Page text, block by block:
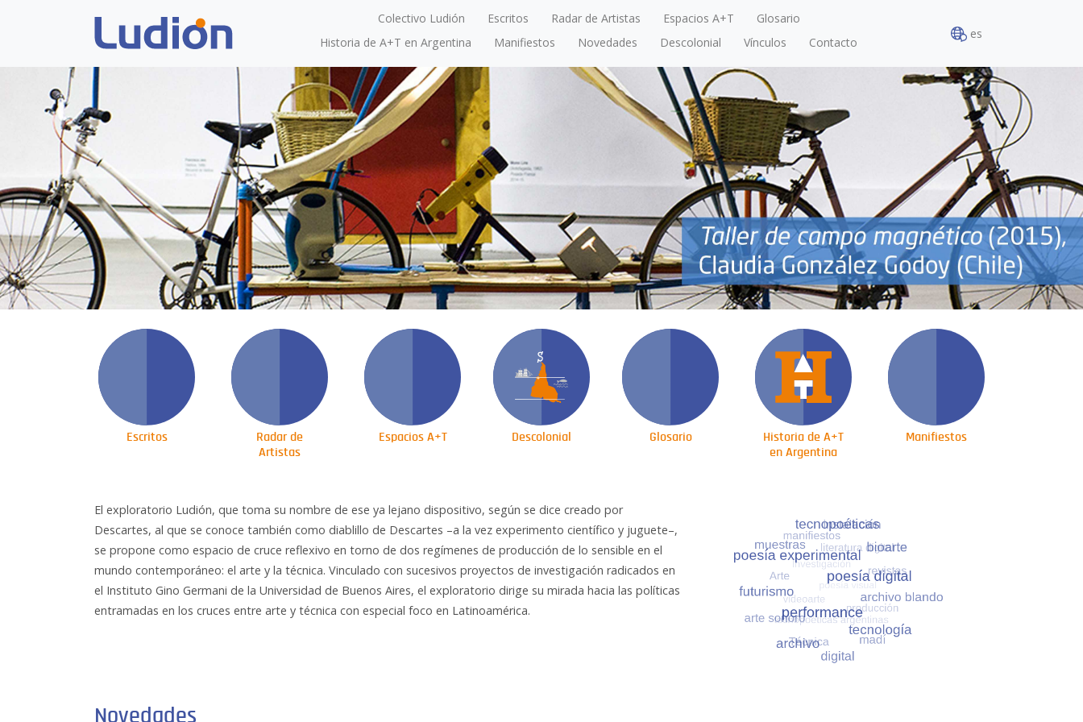
Colectivo Ludión Escritos Radar de Artistas Espacios A+T
Glosario
Historia de A+T en Argentina
Manifiestos Novedades Descolonial Vínculos Contacto
es
Escritos
Radar de
Artistas
Espacios A+T Descolonial Glosario
Historia de A+T
en Argentina
Manifiestos
El exploratorio Ludión, que toma su nombre de ese ya lejano dispositivo, según se dice creado por
Descartes, al que se conoce también como diablillo de Descartes –a la vez experimento científico y juguete–,
se propone como espacio de cruce reflexivo en torno de dos regímenes de producción de lo sensible en el
mundo contemporáneo: el arte y la técnica. Vinculado con sucesivos proyectos de investigación radicados en
el Instituto Gino Germani de la Universidad de Buenos Aires, el exploratorio dirige su mirada hacia las políticas
entramadas en los cruces entre arte y técnica con especial foco en Latinoamérica.
Novedades